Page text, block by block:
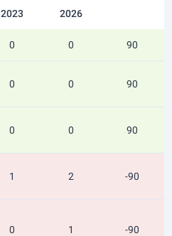
2023
2026
0 0 90
0 0 90
0 0 90
1 2 -90
0 1 -90